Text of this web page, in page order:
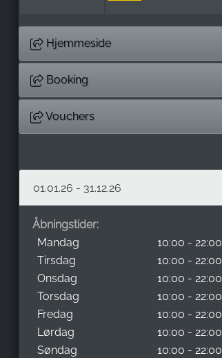
Hjemmeside
Booking
Vouchers
01.01.26 - 31.12.26
Åbningstider:
Mandag
10:00 - 22:00
Tirsdag
10:00 - 22:00
Onsdag
10:00 - 22:00
Torsdag
10:00 - 22:00
Fredag
10:00 - 22:00
Lørdag
10:00 - 22:00
Søndag
10:00 - 22:00